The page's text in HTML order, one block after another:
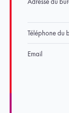
Téléphone du
Email